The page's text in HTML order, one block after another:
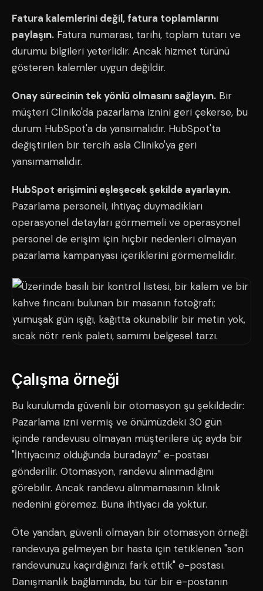
Fatura kalemlerini değil, fatura toplamlarını
paylaşın. Fatura numarası, tarihi, toplam tutarı ve
durumu bilgileri yeterlidir. Ancak hizmet türünü
gösteren kalemler uygun değildir.
Onay sürecinin tek yönlü olmasını sağlayın. Bir
müşteri Cliniko'da pazarlama iznini geri çekerse, bu
durum HubSpot'a da yansımalıdır. HubSpot'ta
değiştirilen bir tercih asla Cliniko'ya geri
yansımamalıdır.
HubSpot erişimini eşleşecek şekilde ayarlayın.
Pazarlama personeli, ihtiyaç duymadıkları
operasyonel detayları görmemeli ve operasyonel
personel de erişim için hiçbir nedenleri olmayan
pazarlama kampanyası içeriklerini görmemelidir.
Çalışma örneği
Bu kurulumda güvenli bir otomasyon şu şekildedir:
Pazarlama izni vermiş ve önümüzdeki 30 gün
içinde randevusu olmayan müşterilere üç ayda bir
"İhtiyacınız olduğunda buradayız" e-postası
gönderilir. Otomasyon, randevu alınmadığını
görebilir. Ancak randevu alınmamasının klinik
nedenini göremez. Buna ihtiyacı da yoktur.
Öte yandan, güvenli olmayan bir otomasyon örneği:
randevuya gelmeyen bir hasta için tetiklenen "son
randevunuzu kaçırdığınızı fark ettik" e-postası.
Danışmanlık bağlamında, bu tür bir e-postanın